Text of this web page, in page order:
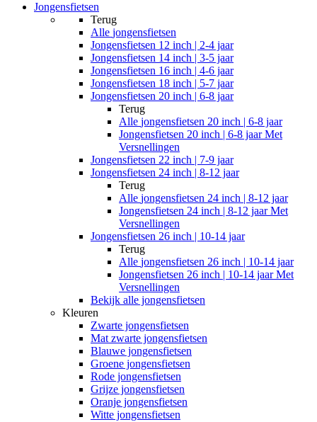
Jongensfietsen
Terug
Alle jongensfietsen
Jongensfietsen 12 inch | 2-4 jaar
Jongensfietsen 14 inch | 3-5 jaar
Jongensfietsen 16 inch | 4-6 jaar
Jongensfietsen 18 inch | 5-7 jaar
Jongensfietsen 20 inch | 6-8 jaar
Terug
Alle jongensfietsen 20 inch | 6-8 jaar
Jongensfietsen 20 inch | 6-8 jaar Met
Versnellingen
Jongensfietsen 22 inch | 7-9 jaar
Jongensfietsen 24 inch | 8-12 jaar
Terug
Alle jongensfietsen 24 inch | 8-12 jaar
Jongensfietsen 24 inch | 8-12 jaar Met
Versnellingen
Jongensfietsen 26 inch | 10-14 jaar
Terug
Alle jongensfietsen 26 inch | 10-14 jaar
Jongensfietsen 26 inch | 10-14 jaar Met
Versnellingen
Bekijk alle jongensfietsen
Kleuren
Zwarte jongensfietsen
Mat zwarte jongensfietsen
Blauwe jongensfietsen
Groene jongensfietsen
Rode jongensfietsen
Grijze jongensfietsen
Oranje jongensfietsen
Witte jongensfietsen